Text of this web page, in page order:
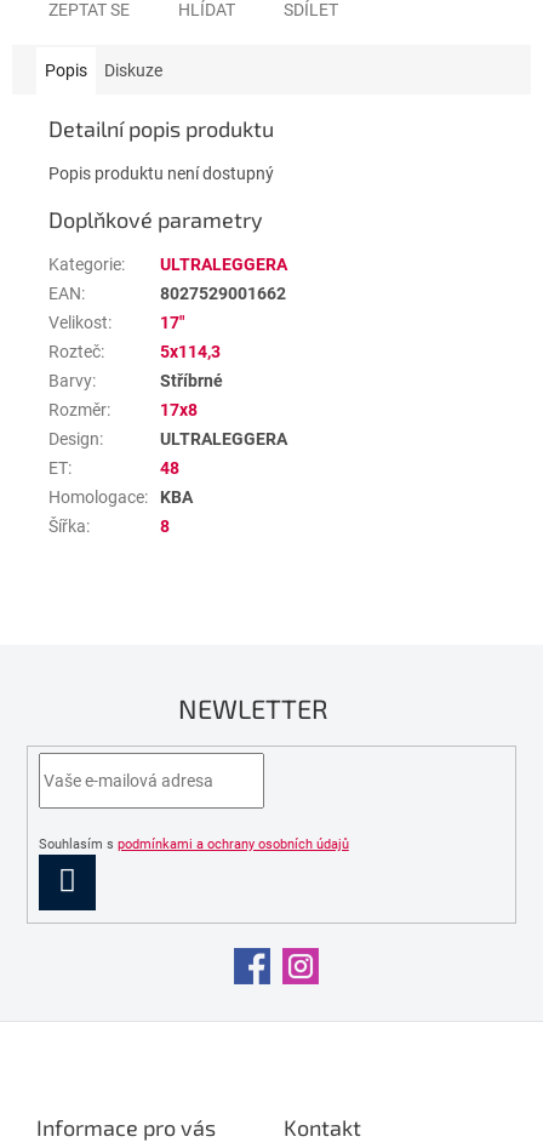
ZEPTAT SE HLÍDAT SDÍLET
Popis Diskuze
Detailní popis produktu
Popis produktu není dostupný
Doplňkové parametry
Kategorie:
ULTRALEGGERA
EAN:
8027529001662
Velikost:
17"
Rozteč:
5x114,3
Barvy:
Stříbrné
Rozměr:
17x8
Design:
ULTRALEGGERA
ET:
48
Homologace:
KBA
Šířka: 8
NEWLETTER
Souhlasím s podmínkami a ochrany osobních údajů
SE
Informace pro vás Kontakt